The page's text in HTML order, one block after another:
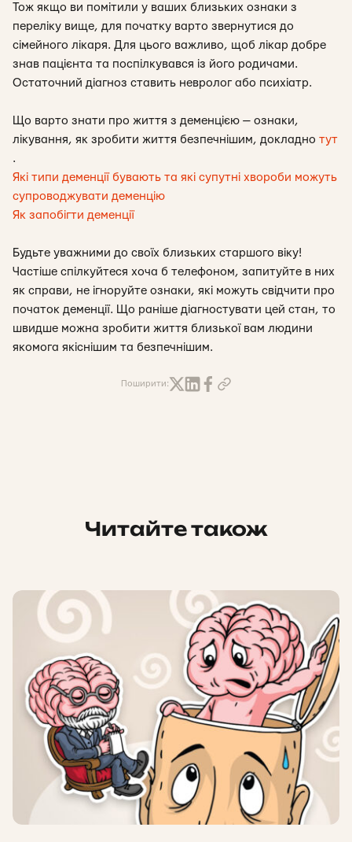
Тож якщо ви помітили у ваших близьких ознаки з
переліку вище, для початку варто звернутися до
сімейного лікаря. Для цього важливо, щоб лікар добре
знав пацієнта та поспілкувався із його родичами.
Остаточний діагноз ставить невролог або психіатр.
Що варто знати про життя з деменцією — ознаки,
лікування, як зробити життя безпечнішим, докладно тут
.
Які типи деменції бувають та які супутні хвороби можуть
супроводжувати деменцію
Як запобігти деменції
Будьте уважними до своїх близьких старшого віку!
Частіше спілкуйтеся хоча б телефоном, запитуйте в них
як справи, не ігноруйте ознаки, які можуть свідчити про
початок деменції. Що раніше діагностувати цей стан, то
швидше можна зробити життя близької вам людини
якомога якіснішим та безпечнішим.
Поширити:
Читайте також